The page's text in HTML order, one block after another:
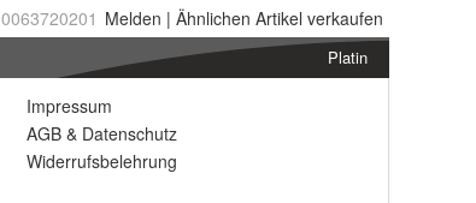
0063720201 Melden | Ähnlichen Artikel verkaufen
Platin
Impressum
AGB & Datenschutz
Widerrufsbelehrung